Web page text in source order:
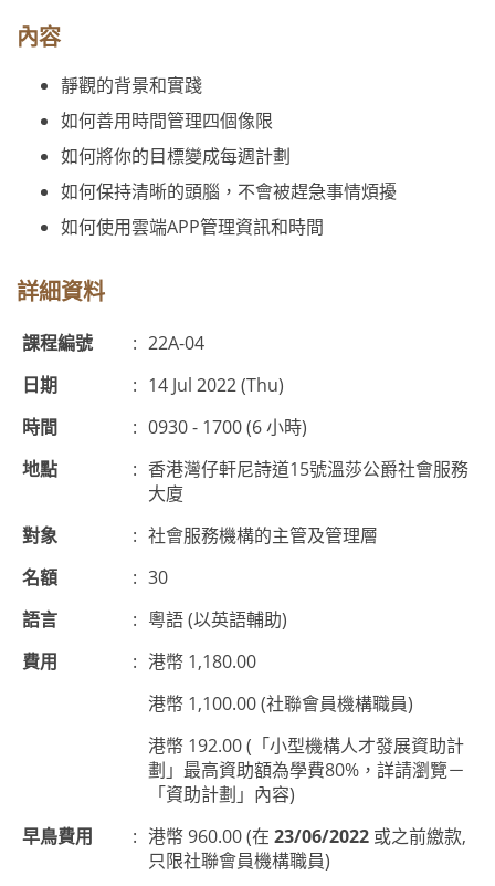
內容
靜觀的背景和實踐
如何善用時間管理四個像限
如何將你的目標變成每週計劃
如何保持清晰的頭腦，不會被趕急事情煩擾
如何使用雲端APP管理資訊和時間
詳細資料
課程編號 : 22A-04
日期
: 14 Jul 2022 (Thu)
時間
: 0930 - 1700 (6 小時)
地點
: 香港灣仔軒尼詩道15號溫莎公爵社會服務
大廈
對象
: 社會服務機構的主管及管理層
名額
: 30
語言
: 粵語 (以英語輔助)
費用
: 港幣 1,180.00
港幣 1,100.00 (社聯會員機構職員)
港幣 192.00 (「小型機構人才發展資助計
劃」最高資助額為學費80%，詳請瀏覽－
「資助計劃」內容)
早鳥費用
: 港幣 960.00 (在 23/06/2022 或之前繳款,
只限社聯會員機構職員)